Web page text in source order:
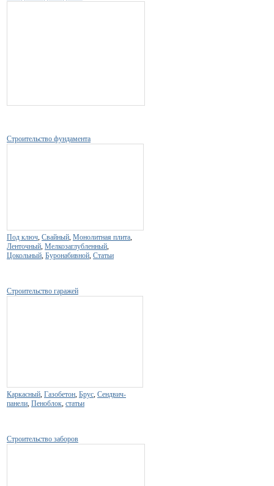
Строительство фундамента
Под ключ, Свайный, Монолитная плита,
Ленточный, Мелкозаглубленный,
Цокольный, Буронабивной, Статьи
Строительство гаражей
Каркасный, Газобетон, Брус, Сендвич-
панели, Пеноблок, статьи
Строительство заборов